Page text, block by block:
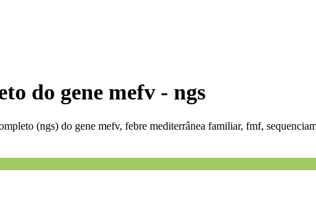
do gene mefv - ngs
(ngs) do gene mefv, febre mediterrânea familiar, fmf,